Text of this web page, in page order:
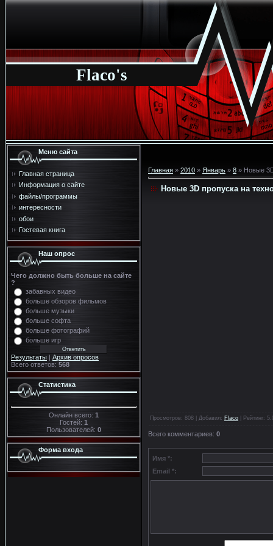
Flaco's
Меню сайта
Главная страница
Информация о сайте
файлы/программы
интересности
обои
Гостевая книга
Наш опрос
Чего должно быть больше на сайте
?
забавных видео
больше обзоров фильмов
больше музыки
больше софта
больше фотографий
больше игр
Результаты | Архив опросов
Всего ответов: 568
Статистика
Онлайн всего: 1
Гостей: 1
Пользователей: 0
Форма входа
Главная » 2010 » Январь » 8 » Новые
Новые 3D пропуска на
Просмотров : 808 | Добавил: Flaco Рейтинг:
Всего комментариев: 0
Имя *:
Email *: